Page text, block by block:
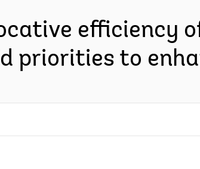
efficiency
priorities to